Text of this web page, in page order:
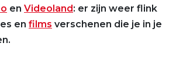
en Videoland: er zijn weer flink
en films verschenen die je in je